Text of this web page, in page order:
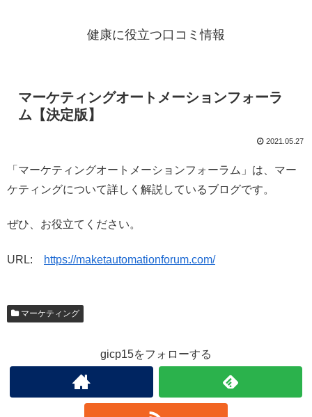
健康に役立つ口コミ情報
マーケティングオートメーションフォーラ
ム【決定版】
2021.05.27
「マーケティングオートメーションフォーラム」は、マー
ケティングについて詳しく解説しているブログです。
ぜひ、お役立てください。
URL: https://maketautomationforum.com/
マーケティング
gicp15をフォローする